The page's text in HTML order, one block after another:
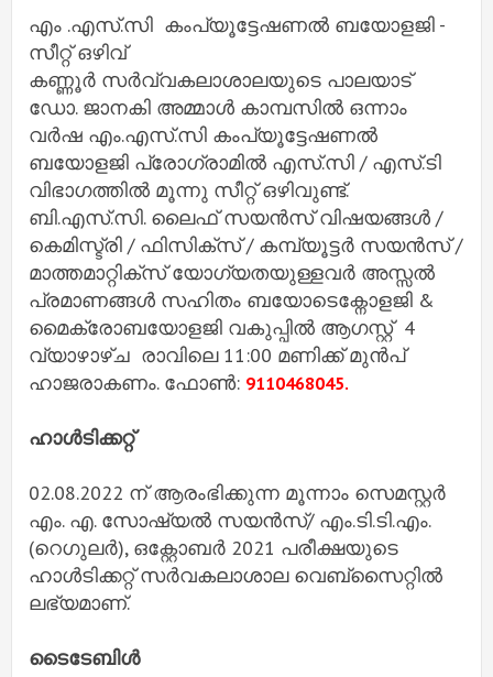
എം .എസ്.സി കംപ്യൂട്ടേഷണൽ ബയോളജി -
സീറ്റ് ഒഴിവ്
കണ്ണൂർ സർവ്വകലാശാലയുടെ പാലയാട്
ഡോ. ജാനകി അമ്മാൾ കാമ്പസിൽ ഒന്നാം
വർഷ എം.എസ്.സി കംപ്യൂട്ടേഷണൽ
ബയോളജി പ്രോഗ്രാമിൽ എസ്.സി / എസ്.ടി
വിഭാഗത്തിൽ മൂന്നു സീറ്റ് ഒഴിവുണ്ട്.
ബി.എസ്.സി. ലൈഫ് സയൻസ് വിഷയങ്ങൾ /
കെമിസ്ട്രി / ഫിസിക്സ് / കമ്പ്യൂട്ടർ സയൻസ് /
മാത്തമാറ്റിക്സ് യോഗ്യതയുള്ളവർ അസ്സൽ
പ്രമാണങ്ങൾ സഹിതം ബയോടെക്നോളജി &
മൈക്രോബയോളജി വകുപ്പിൽ ആഗസ്റ്റ് 4
വ്യാഴാഴ്ച രാവിലെ 11:00 മണിക്ക് മുൻപ്
ഹാജരാകണം. ഫോൺ: 9110468045.
ഹാൾടിക്കറ്റ്
02.08.2022 ന് ആരംഭിക്കുന്ന മൂന്നാം സെമസ്റ്റർ
എം. എ. സോഷ്യൽ സയൻസ്/ എം.ടി.ടി.എം.
(റെഗുലർ), ഒക്റ്റോബർ 2021 പരീക്ഷയുടെ
ഹാൾടിക്കറ്റ് സർവകലാശാല വെബ്സൈറ്റിൽ
ലഭ്യമാണ്.
ടൈടേബിൾ